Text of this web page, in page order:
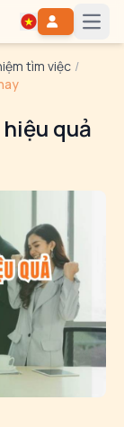
tìm việc /
quả